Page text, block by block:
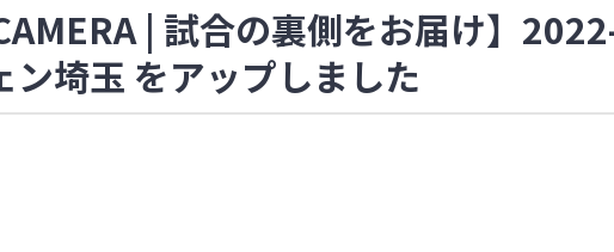
| 試合の裏側をお届け】
埼玉 をアップしました